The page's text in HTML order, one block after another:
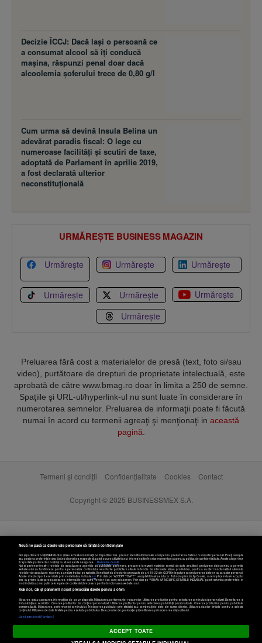
Decizie ÎCCJ: Dacă laşi o persoană ce
a consumat alcool să îţi conducă
maşina, răspunzi penal doar dacă
alcoolemia şoferului trece de 0,80 g/l
Cum urma să devină Insula Belina un
adevărat paradis fiscal: O lege cu
numeroase facilităţi şi scutiri de taxe,
adoptată de Parlament în aprilie 2019,
a fost declarată ulterior
neconstituţională
URMĂREȘTE BUSINESS MAGAZIN
Urmărește Urmărește Urmărește
Urmărește Urmărește
Urmărește
Urmărește
Preluarea fără cost a materialelor de presă (text, foto si/sau
video), purtătoare de drepturi de proprietate intelectuală, este
aprobată de către www.bmag.ro doar în limita a 250 de semne.
Spaţiile şi URL-ul/hyperlink-ul nu sunt luate în considerare în
numerotarea semnelor. Preluarea de informaţii poate fi făcută
numai în acord cu termenii agreaţi şi menţionaţi in această
pagină
Termeni și condiții Confidențialitate Cookies Contact
Copyright © 2025 BUSINESSMEX S.A.
Setări cookies
Nouă ne pasă ca datele tale personale să rămână confidențiale
Noi și partenerii noștri589stocăm și/sau accesăm informații pe dispozitivul dvs., precum identificatorii cookie unici pentru prelucrarea datelor cu caracter personal. Puteți accepta
sau gestiona preferințele dvs. făcând clic mai jos, respectiv vă puteți opune utilizării unui interes legitim în orice moment pe pagina cu politica de confidențialitate. Aceste alegeri vor
fi raportate partenerilor noștri și nu vă vor afecta navigarea.
Mai multe detalii
Noi si partenerii nostri (retelele de socializare si agentiile de publicitate partenere, precum si furnizorii nostri de servicii de date analitice) prelucram date pentru a permite
website-ului sa functioneze, pentru a personaliza continutul si anunturile publicitare afisate in functie de interesele si/sau profilul dvs., pentru a va oferi functionalitati aferente
retelelor de socializare si pentru a analiza traficul pe website. Beneficiati de drepturile prevazute de art. 15-22 din GDPR in legatura cu prelucrarea datelor cu caracter personal.
Aceste drepturi pot fi exercitate prin modalitatea indicataaici. Prin click pe “ACCEPT TOATE”, acceptati folosirea tuturor Tehnologiilor de tip Cookie, care implica inclusiv acceptul
dvs. cu privire la stocarea/accesarea informatiilor de catre Vendor-ii cu care colaboram. Prin click pe “VREAU SA MODIFIC SETARILE INDIVIDUAL” puteti schimba preferintele in
mod individual, mai putin cele legate de cookie strict necesare pentru functionarea website-ului.
Atât noi, cât și partenerii noștri prelucrăm datele pentru a oferi:
Stocarea și/sau accesarea informațiilor de pe un dispozitiv. Măsurarea performanței reclamelor. Utilizarea profilurilor pentru selectarea conținutului personalizat. Dezvoltarea și
îmbunătățirea serviciilor. Crearea profilurilor de conținut personalizat. Utilizarea profilurilor pentru selectarea publicității personalizate. Crearea profilurilor pentru publicitate
personalizată. Măsurarea performanței conținutului. Înțelegerea publicului prin statistici sau combinații de date din surse diferite. Utilizarea datelor limitate pentru a selecta
conținutul. Utilizarea de date limitate pentru a selecta publicitatea. Date precise de geolocație și identificarea prin scanarea dispozitivului.
Listă parteneri (furnizori)
ACCEPT TOATE